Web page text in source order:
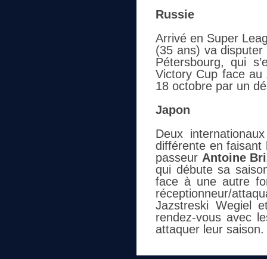
Russie
Arrivé en Super
(35 ans) va
Pétersbourg, qui
Victory Cup face
18 octobre par un
Japon
Deux
différente en faisant
passeur Antoine
qui débute sa
face à une autre
réceptionneur/
Jazstreski Wegiel
rendez-vous avec
attaquer leur saison.